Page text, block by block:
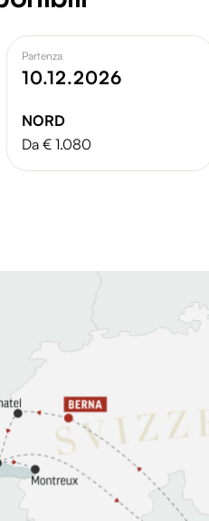
Partenza
10.12.2026
NORD
Da € 1.080